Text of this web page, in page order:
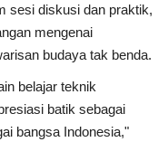
sesi diskusi dan praktik,
mengenai
budaya tak benda.
belajar teknik
batik sebagai
bangsa Indonesia,"